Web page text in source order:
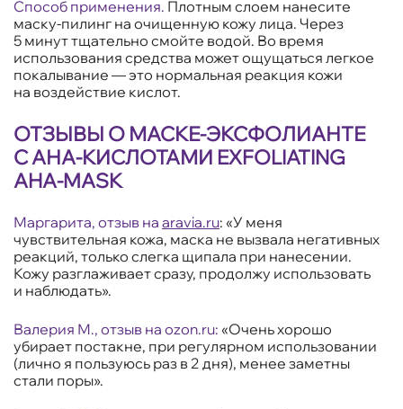
Способ применения. Плотным слоем нанесите
маску-пилинг на очищенную кожу лица. Через
5 минут тщательно смойте водой. Во время
использования средства может ощущаться легкое
покалывание — это нормальная реакция кожи
на воздействие кислот.
ОТЗЫВЫ О МАСКЕ-ЭКСФОЛИАНТЕ
С АНА-КИСЛОТАМИ EXFOLIATING
AHA-MASK
Маргарита, отзыв на aravia.ru: «У меня
чувствительная кожа, маска не вызвала негативных
реакций, только слегка щипала при нанесении.
Кожу разглаживает сразу, продолжу использовать
и наблюдать».
Валерия М., отзыв на ozon.ru: «Очень хорошо
убирает постакне, при регулярном использовании
(лично я пользуюсь раз в 2 дня), менее заметны
стали поры».